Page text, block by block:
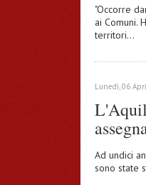
"Occorre
ai Comuni.
territori…
Lunedì, 06
Ad undici
sono state